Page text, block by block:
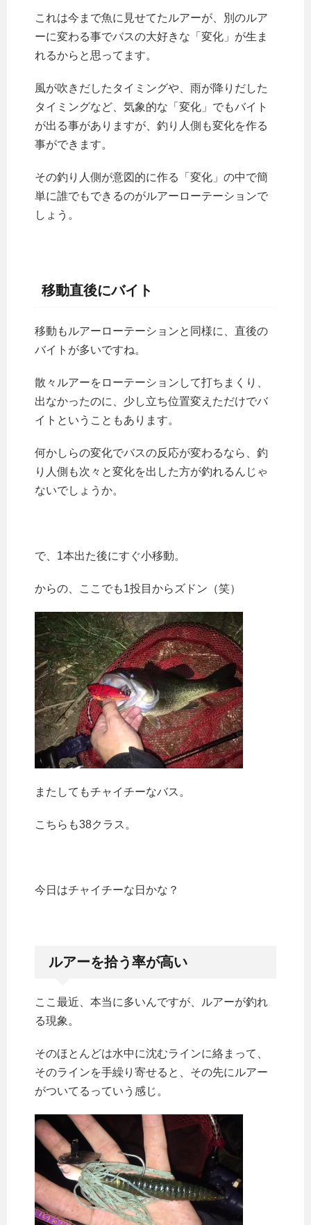
これは今まで魚に見せてたルアーが、別のルア
ーに変わる事でバスの大好きな「変化」が生ま
れるからと思ってます。
風が吹きだしたタイミングや、雨が降りだした
タイミングなど、気象的な「変化」でもバイト
が出る事がありますが、釣り人側も変化を作る
事ができます。
その釣り人側が意図的に作る「変化」の中で簡
単に誰でもできるのがルアーローテーションで
しょう。
移動直後にバイト
移動もルアーローテーションと同様に、直後の
バイトが多いですね。
散々ルアーをローテーションして打ちまくり、
出なかったのに、少し立ち位置変えただけでバ
イトということもあります。
何かしらの変化でバスの反応が変わるなら、釣
り人側も次々と変化を出した方が釣れるんじゃ
ないでしょうか。
で、1本出た後にすぐ小移動。
からの、ここでも1投目からズドン（笑）
またしてもチャイチーなバス。
こちらも38クラス。
今日はチャイチーな日かな？
ルアーを拾う率が高い
ここ最近、本当に多いんですが、ルアーが釣れ
る現象。
そのほとんどは水中に沈むラインに絡まって、
そのラインを手繰り寄せると、その先にルアー
がついてるっていう感じ。